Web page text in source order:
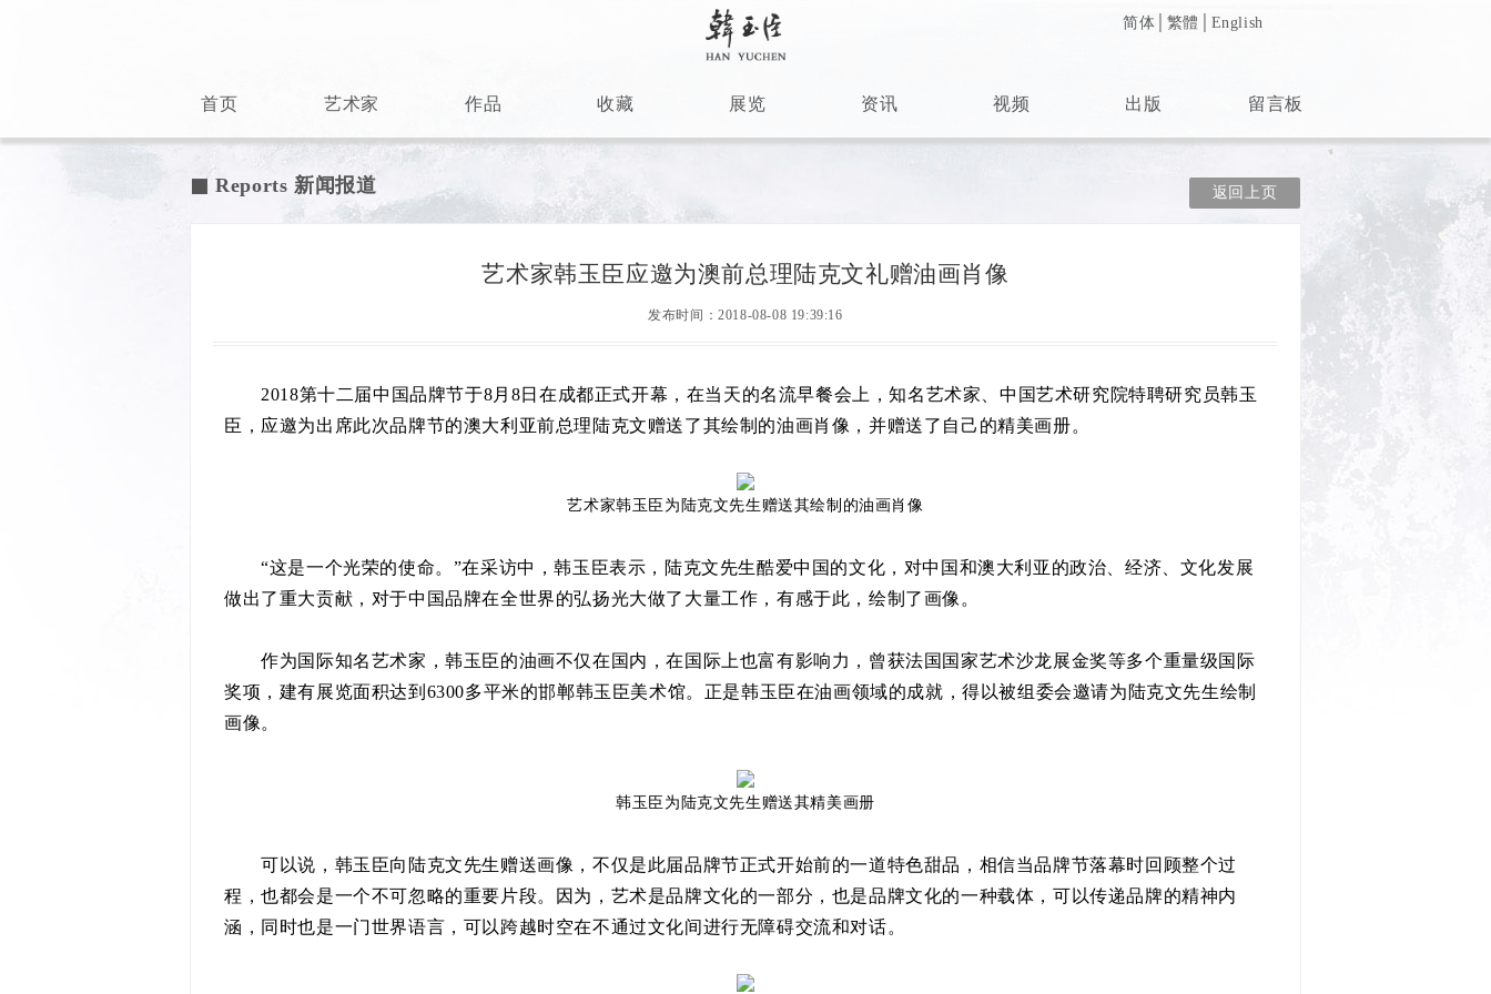
简体 繁體 English
首页 艺术家 作品 收藏 展览 资讯 视频 出版 留言板
Reports 新闻报道 返回上页
艺术家韩玉臣应邀为澳前总理陆克文礼赠油画肖像
发布时间：2018-08-08 19:39:16
2018第十二届中国品牌节于8月8日在成都正式开幕，在当天的名流早餐会上，知名艺术家、中国艺术研究院特聘研究员韩玉
臣，应邀为出席此次品牌节的澳大利亚前总理陆克文赠送了其绘制的油画肖像，并赠送了自己的精美画册。
艺术家韩玉臣为陆克文先生赠送其绘制的油画肖像
“这是一个光荣的使命。”在采访中，韩玉臣表示，陆克文先生酷爱中国的文化，对中国和澳大利亚的政治、经济、文化发展
做出了重大贡献，对于中国品牌在全世界的弘扬光大做了大量工作，有感于此，绘制了画像。
作为国际知名艺术家，韩玉臣的油画不仅在国内，在国际上也富有影响力，曾获法国国家艺术沙龙展金奖等多个重量级国际
奖项，建有展览面积达到6300多平米的邯郸韩玉臣美术馆。正是韩玉臣在油画领域的成就，得以被组委会邀请为陆克文先生绘制
画像。
韩玉臣为陆克文先生赠送其精美画册
可以说，韩玉臣向陆克文先生赠送画像，不仅是此届品牌节正式开始前的一道特色甜品，相信当品牌节落幕时回顾整个过
程，也都会是一个不可忽略的重要片段。因为，艺术是品牌文化的一部分，也是品牌文化的一种载体，可以传递品牌的精神内
涵，同时也是一门世界语言，可以跨越时空在不通过文化间进行无障碍交流和对话。